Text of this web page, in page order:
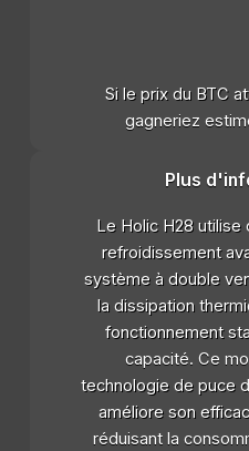
Si le prix du BTC
gagneriez
Plus
Le Holic H28
refroidissement
système à double
la dissipation
fonctionnement
capacité. Ce
technologie de puce
améliore son
réduisant la